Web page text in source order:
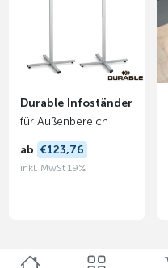
Durable Infoständer
für Außenbereich
ab €123,76
inkl. MwSt 19%